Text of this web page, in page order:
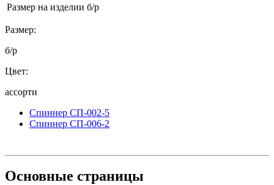
Размер на изделии б/р
Размер:
б/р
Цвет:
ассорти
Спиннер СП-002-5
Спиннер СП-006-2
Основные страницы